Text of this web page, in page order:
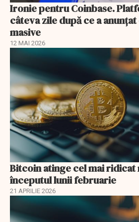
Ironie pentru Coinbase.
câteva zile după ce a
masive
12 MAI 2026
Bitcoin atinge cel mai ridicat
începutul lunii februarie
21 APRILIE 2026